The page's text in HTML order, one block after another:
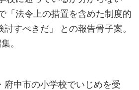
「法令上の措置を含めた制度的
すべきだ」 との報告骨子案。
。
中市の小学校でいじめを受